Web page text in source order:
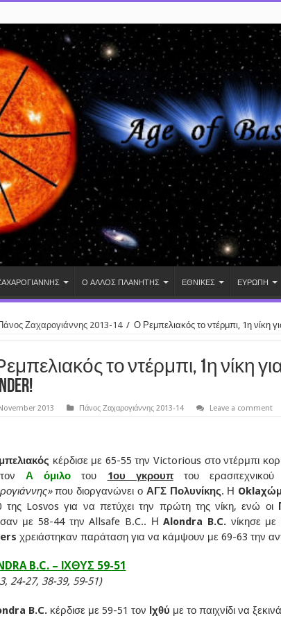
Ο ΑΛΛΟΣ ΠΛΑΝΗΤΗΣ ΕΘΝΙΚΕΣ ΕΥΡΩΠΗ
Ζαχαρογιάννης 2013-14 / Ο Ρεμπελιακός το ντέρμπι, 1η νίκη
το ντέρμπι, 1η νίκη
2013 Πάνος Ζαχαρογιάννης 2013-14 Leave a comment
κέρδισε με 65-55 την Victorious στο ντέρμπι
Α όμιλοτου 1ου γκρουπτου ερασιτεχνικού
που διοργανώνει ο ΑΓΣ Πολυνίκης. Η
της Losvos για να πετύχει την πρώτη της νίκη, ενώ οι
με 58-44 την Allsafe B.C.. ΗAlondra B.C. νίκησε
χρειάστηκαν παράταση για να κάμψουν με 69-63 την
B.C. – ΙΧΘΥΣ 59-51
24-27, 38-39, 59-51)
B.C.κέρδισε με 59-51 τον Ιχθύ με το παιχνίδι να